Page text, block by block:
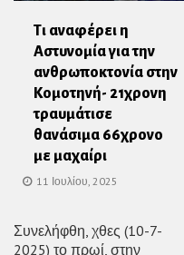
Τι αναφέρει η
Αστυνομία για την
ανθρωποκτονία στην
Κομοτηνή- 21χρονη
τραυμάτισε
θανάσιμα 66χρονο
με μαχαίρι
11 Ιουλίου, 2025
Συνελήφθη, χθες (10-7-
2025) το πρωί, στην